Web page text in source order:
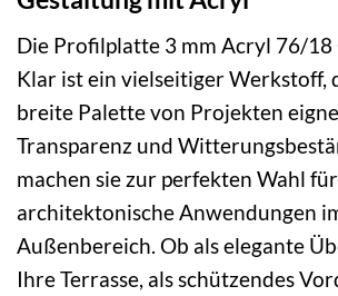
Die Profilplatte 3 mm Acryl 76/
Klar ist ein vielseitiger Werkstoff,
breite Palette von Projekten
Transparenz und
machen sie zur perfekten Wahl für
architektonische Anwendungen
Außenbereich. Ob als elegante
Ihre Terrasse, als schützendes